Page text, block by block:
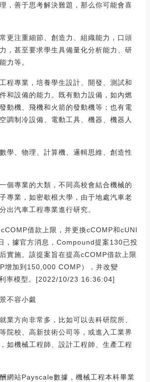
，善于思考解決難題，那么你可能會喜
更注重細節、創造力、組織能力，口頭
，甚至要求學生具備量化分析能力、研
力等。
程專業，培養學生設計、開發、測試和
和設備的能力。既有動力設備，如內燃
動機、飛機和火箭的發動機等；也有電
調制冷設備、電動工具、機器、機器人
學、物理、計算機、邏輯思維、創造性
個專業的大類，不同高校會結合機械的
專業，如密歇根大學，由于地處汽車老
出汽車工程專業進行研究。
借款上限，并更換cCOMP和cUNI
，據官方消息，Compound提案130已投
實施。該提案旨在提高cCOMP借款上限
增加到150,000 COMP），并改變
率模型。[2022/10/23 16:36:04]
不容小覷
業方向非常多，比如可以去科研院所、
院校、高新技術公司等，或進入工業界
如機械工程師、設計工程師、生產工程
網站Payscale數據，機械工程本科畢業